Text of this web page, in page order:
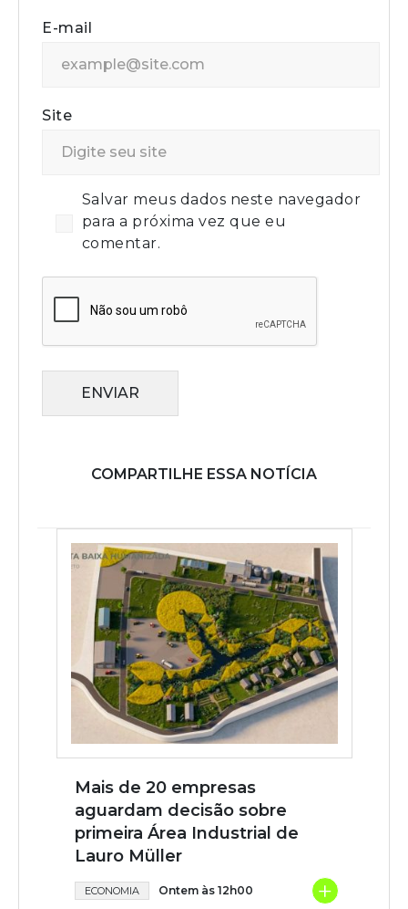
E-mail
Site
Salvar meus dados neste navegador
para a próxima vez que eu
comentar.
ENVIAR
COMPARTILHE ESSA NOTÍCIA
Mais de 20 empresas
aguardam decisão sobre
primeira Área Industrial de
Lauro Müller
ECONOMIA Ontem às 12h00 +